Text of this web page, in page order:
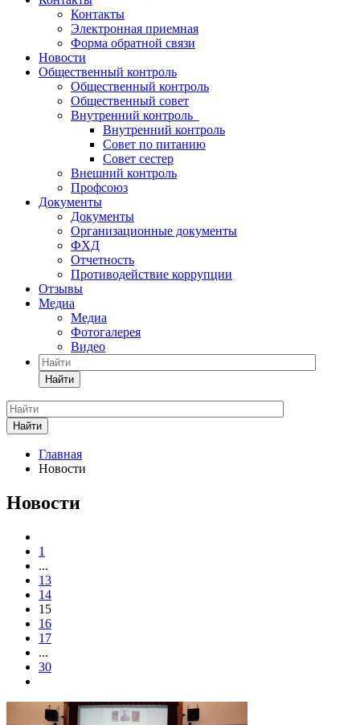
Контакты
Электронная приемная
Форма обратной связи
Новости
Общественный контроль
Общественный контроль
Общественный совет
Внутренний контроль
Внутренний контроль
Совет по питанию
Совет сестер
Внешний контроль
Профсоюз
Документы
Документы
Организационные документы
ФХД
Отчетность
Противодействие коррупции
Отзывы
Медиа
Медиа
Фотогалерея
Видео
Найти
Найти
Главная
Новости
Новости
1
...
13
14
15
16
17
...
30